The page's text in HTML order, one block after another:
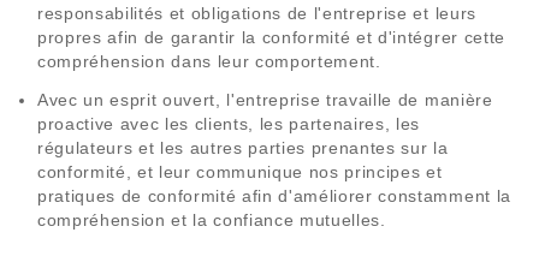
responsabilités et obligations de l'entreprise et leurs
propres afin de garantir la conformité et d'intégrer cette
compréhension dans leur comportement.
Avec un esprit ouvert, l'entreprise travaille de manière
proactive avec les clients, les partenaires, les
régulateurs et les autres parties prenantes sur la
conformité, et leur communique nos principes et
pratiques de conformité afin d'améliorer constamment la
compréhension et la confiance mutuelles.